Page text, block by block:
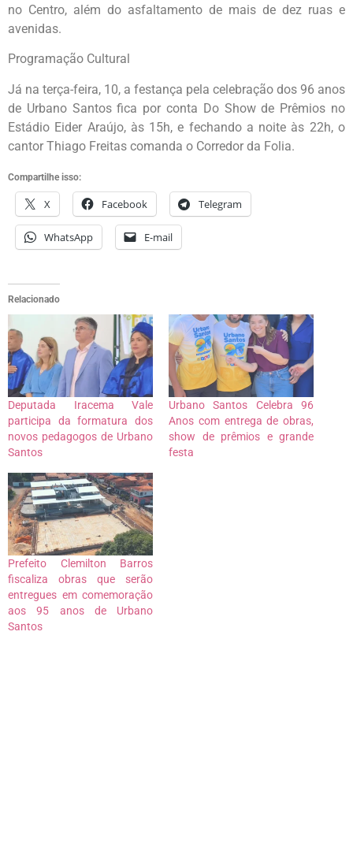
no Centro, além do asfaltamento de mais de dez ruas e
avenidas.
Programação Cultural
Já na terça-feira, 10, a festança pela celebração dos 96 anos
de Urbano Santos fica por conta Do Show de Prêmios no
Estádio Eider Araújo, às 15h, e fechando a noite às 22h, o
cantor Thiago Freitas comanda o Corredor da Folia.
Compartilhe isso:
X Facebook Telegram
WhatsApp E-mail
Relacionado
Deputada Iracema Vale
participa da formatura dos
novos pedagogos de Urbano
Santos
Urbano Santos Celebra 96
Anos com entrega de obras,
show de prêmios e grande
festa
Prefeito Clemilton Barros
fiscaliza obras que serão
entregues em comemoração
aos 95 anos de Urbano
Santos